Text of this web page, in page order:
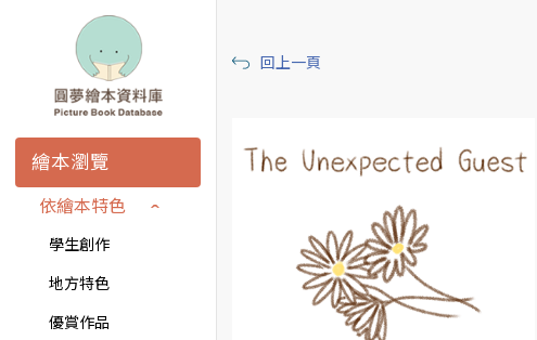
繪本瀏覽
依繪本特色
學生創作
地方特色
優賞作品
回上一頁